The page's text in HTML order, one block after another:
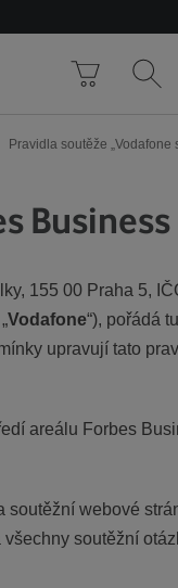
Košík
Pravidla soutěže „Vodafone
Business
155 00 Praha 5,
Vodafone“), pořádá
upravují tato
areálu Forbes
webové
soutěžní